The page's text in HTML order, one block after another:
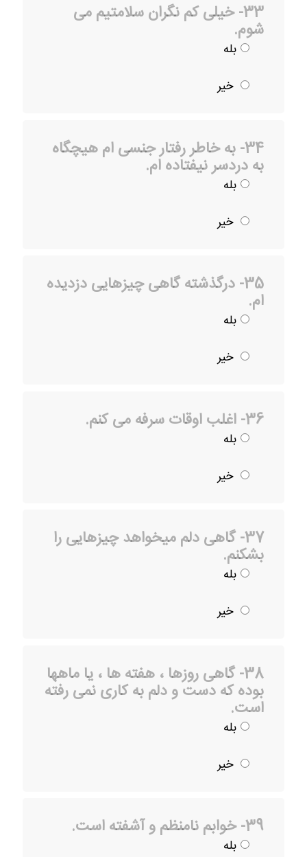
33- خیلی کم نگران سلامتیم می
شوم.
بله
خیر
34- به خاطر رفتار جنسی ام هیچگاه
به دردسر نیفتاده ام.
بله
خیر
35- درگذشته گاهی چیزهایی دزدیده
ام.
بله
خیر
36- اغلب اوقات سرفه می کنم.
بله
خیر
37- گاهی دلم میخواهد چیزهایی را
بشکنم.
بله
خیر
38- گاهی روزها ، هفته ها ، یا ماهها
بوده که دست و دلم به کاری نمی رفته
است.
بله
خیر
39- خوابم نامنظم و آشفته است.
بله